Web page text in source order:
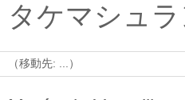
タケマシュラ